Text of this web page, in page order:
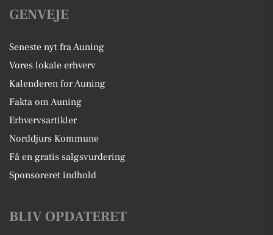
GENVEJE
Seneste nyt fra Auning
Vores lokale erhverv
Kalenderen for Auning
Fakta om Auning
Erhvervsartikler
Norddjurs Kommune
Få en gratis salgsvurdering
Sponsoreret indhold
BLIV OPDATERET